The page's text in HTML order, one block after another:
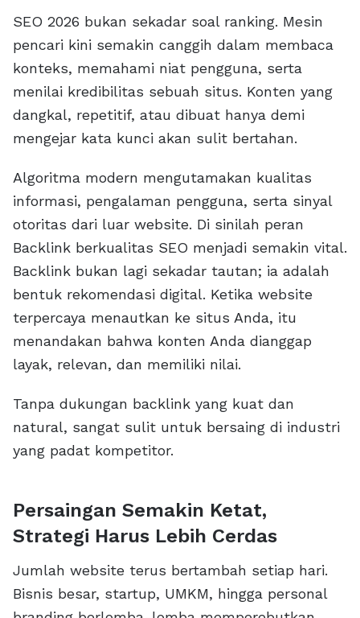
SEO 2026 bukan sekadar soal ranking. Mesin
pencari kini semakin canggih dalam membaca
konteks, memahami niat pengguna, serta
menilai kredibilitas sebuah situs. Konten yang
dangkal, repetitif, atau dibuat hanya demi
mengejar kata kunci akan sulit bertahan.
Algoritma modern mengutamakan kualitas
informasi, pengalaman pengguna, serta sinyal
otoritas dari luar website. Di sinilah peran
Backlink berkualitas SEO menjadi semakin vital.
Backlink bukan lagi sekadar tautan; ia adalah
bentuk rekomendasi digital. Ketika website
terpercaya menautkan ke situs Anda, itu
menandakan bahwa konten Anda dianggap
layak, relevan, dan memiliki nilai.
Tanpa dukungan backlink yang kuat dan
natural, sangat sulit untuk bersaing di industri
yang padat kompetitor.
Persaingan Semakin Ketat,
Strategi Harus Lebih Cerdas
Jumlah website terus bertambah setiap hari.
Bisnis besar, startup, UMKM, hingga personal